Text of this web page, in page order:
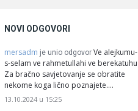
NOVI ODGOVORI
mersadm je unio odgovor Ve alejkumu-
s-selam ve rahmetullahi ve berekatuhu
Za bračno savjetovanje se obratite
nekome koga lično poznajete.…
13.10.2024 u 15:25